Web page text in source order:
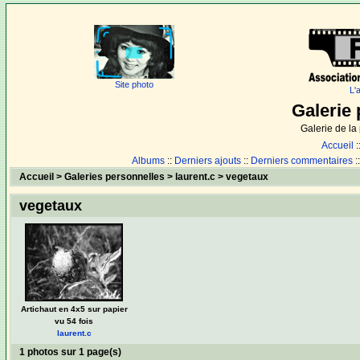
Site photo
Galerie
Galerie de la
Accueil
Albums :: Derniers ajouts :: Derniers commentaires
Accueil > Galeries personnelles > laurent.c> vegetaux
vegetaux
Artichaut en 4x5 sur papier
vu 54 fois
laurent.c
1 photos sur 1 page(s)